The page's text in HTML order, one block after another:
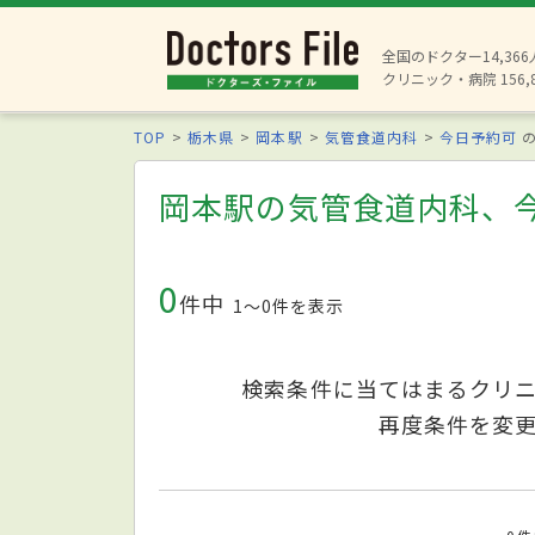
全国のドクター14,366
クリニック・病院
TOP 栃木県 岡本駅 気管食道内科 今日予約可
岡本駅の気管食道内科、
0件中 1〜0件を表示
検索条件に当てはまるクリ
再度条件を変